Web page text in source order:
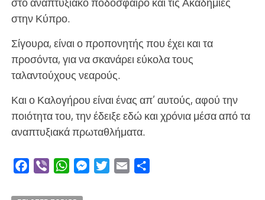
στην Κύπρο.
Σίγουρα, είναι ο προπονητής που έχει και τα
προσόντα, για να σκανάρει εύκολα τους
ταλαντούχους νεαρούς.
Και ο Καλογήρου είναι ένας απ’ αυτούς, αφού την
ποιότητα του, την έδειξε εδώ και χρόνια μέσα από τα
αναπτυξιακά πρωταθλήματα.
Facebook
Viber WhatsAppMessengerTwitterEmail